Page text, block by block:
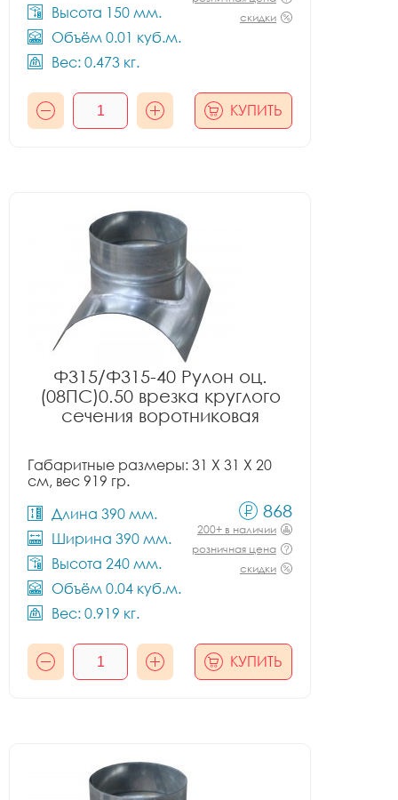
Высота 150 мм.
Объём 0.01 куб.м.
Вес: 0.473 кг.
скидки
КУПИТЬ
Ф315/Ф315-40 Рулон оц.
(08ПС)0.50 врезка круглого
сечения воротниковая
Габаритные размеры: 31 X 31 X 20
см, вес 919 гр.
Длина 390 мм.
Ширина 390 мм.
Высота 240 мм.
Объём 0.04 куб.м.
Вес: 0.919 кг.
868
200+ в наличии
розничная цена
скидки
КУПИТЬ